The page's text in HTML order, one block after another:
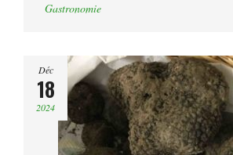
Gastronomie
Déc
18
2024